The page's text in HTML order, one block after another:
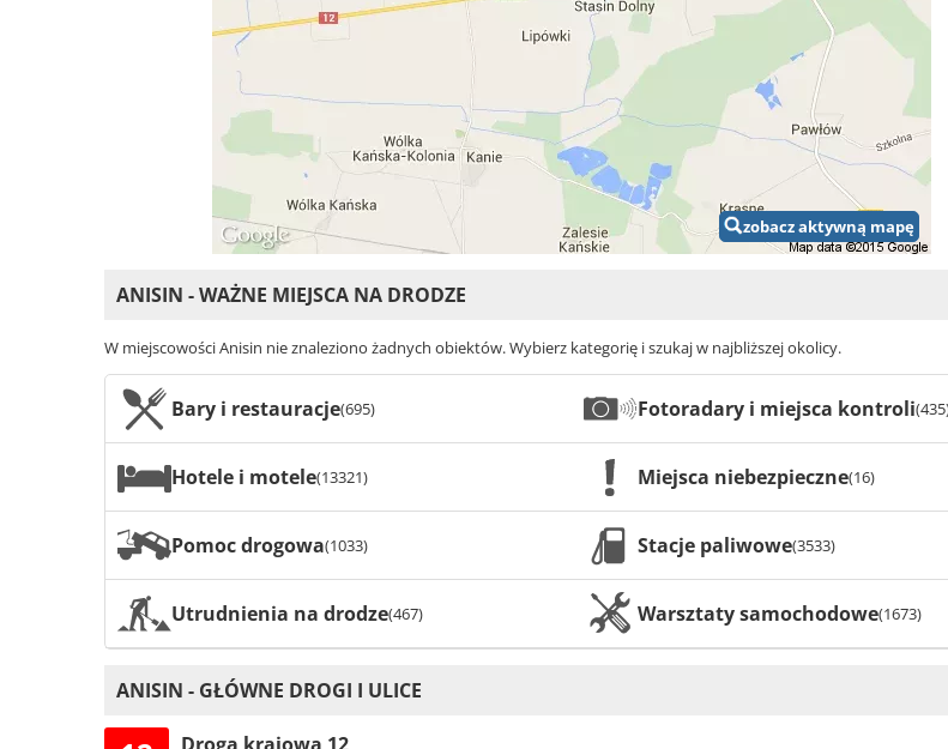
zobacz aktywną mapę
ANISIN - WAŻNE MIEJSCA NA DRODZE
W miejscowości Anisin nie znaleziono żadnych obiektów. Wybierz kategorię i szukaj w najbliższej okolicy.
Bary i restauracje(695) Fotoradary i miejsca kontroli
Hotele i motele(13321) Miejsca niebezpieczne(16)
Pomoc drogowa(1033) Stacje paliwowe(3533)
Utrudnienia na drodze(467) Warsztaty samochodowe(1673)
ANISIN - GŁÓWNE DROGI I ULICE